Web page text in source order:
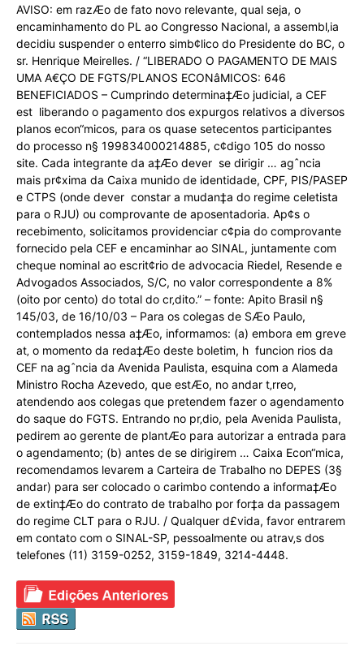
AVISO: em razÆo de fato novo relevante, qual seja, o
encaminhamento do PL ao Congresso Nacional, a assembl‚ia
decidiu suspender o enterro simb¢lico do Presidente do BC, o
sr. Henrique Meirelles. / “LIBERADO O PAGAMENTO DE MAIS
UMA A€ÇO DE FGTS/PLANOS ECONâMICOS: 646
BENEFICIADOS – Cumprindo determina‡Æo judicial, a CEF
est liberando o pagamento dos expurgos relativos a diversos
planos econ“micos, para os quase setecentos participantes
do processo n§ 199834000214885, c¢digo 105 do nosso
site. Cada integrante da a‡Æo dever se dirigir … agˆncia
mais pr¢xima da Caixa munido de identidade, CPF, PIS/PASEP
e CTPS (onde dever constar a mudan‡a do regime celetista
para o RJU) ou comprovante de aposentadoria. Ap¢s o
recebimento, solicitamos providenciar c¢pia do comprovante
fornecido pela CEF e encaminhar ao SINAL, juntamente com
cheque nominal ao escrit¢rio de advocacia Riedel, Resende e
Advogados Associados, S/C, no valor correspondente a 8%
(oito por cento) do total do cr‚dito.” – fonte: Apito Brasil n§
145/03, de 16/10/03 – Para os colegas de SÆo Paulo,
contemplados nessa a‡Æo, informamos: (a) embora em greve
at‚ o momento da reda‡Æo deste boletim, h funcion rios da
CEF na agˆncia da Avenida Paulista, esquina com a Alameda
Ministro Rocha Azevedo, que estÆo, no andar t‚rreo,
atendendo aos colegas que pretendem fazer o agendamento
do saque do FGTS. Entrando no pr‚dio, pela Avenida Paulista,
pedirem ao gerente de plantÆo para autorizar a entrada para
o agendamento; (b) antes de se dirigirem … Caixa Econ“mica,
recomendamos levarem a Carteira de Trabalho no DEPES (3§
andar) para ser colocado o carimbo contendo a informa‡Æo
de extin‡Æo do contrato de trabalho por for‡a da passagem
do regime CLT para o RJU. / Qualquer d£vida, favor entrarem
em contato com o SINAL-SP, pessoalmente ou atrav‚s dos
telefones (11) 3159-0252, 3159-1849, 3214-4448.